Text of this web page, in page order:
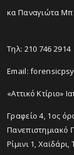
κα Παναγιώτα
Τηλ: 210 746 2914
Email:
«Αττικό Κτίριο»
Γραφείο 4, 1ος
Πανεπιστημιακό
Ρίμινι 1, Χαϊδάρι,